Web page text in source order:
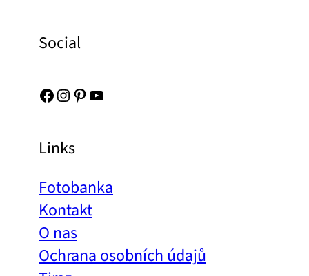
Social
Facebook Instagram Pinterest YouTube
Links
Fotobanka
Kontakt
O nas
Ochrana osobních údajů